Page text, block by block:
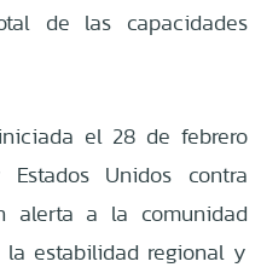
de las capacidades
el 28 de febrero
Unidos contra
alerta a la comunidad
la estabilidad regional y